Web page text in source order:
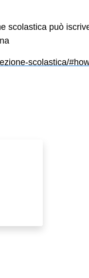
scolastica può
scolastica/